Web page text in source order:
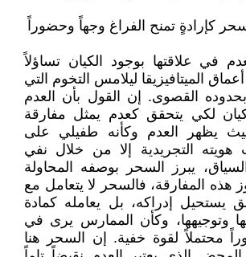
كإرادةٍ تمنح الفراغ وجهاً وحضوراً
في علاقتها بوجود الكيان تساؤلاً
الميتافيزيقا ليلامس التخوم التي
بحدوده القصوى. إن القول بأن العدم
لكي يتحقق كعدم يمثل مفارقة
يظهر العدم وكأنه طفيلي على
هويته التجريدية إلا من خلال نفي
يبرز السحر بوصفه المحاولة
هذه المفارقة، فالسحر لا يتعامل مع
يستحيل إدراكه، بل يعامله كمادة
وتوجيهها، وكأن الممارس يرى في
محتملاً لقوة خفية. إن السحر هنا